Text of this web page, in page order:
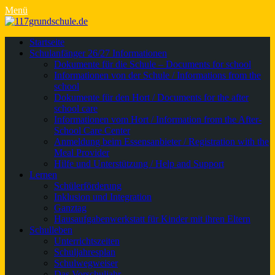
Menü
Primäres
Menü
Zum
Inhalt
Startseite
Schulanfänger 26/27 Informationen
Dokumente für die Schule – Documents for school
Informationen von der Schule / Informations from the
school
Dokumente für den Hort / Documents for the after
school care
Informationen vom Hort / Information from the After-
School Care Center
Anmeldung beim Essensanbieter / Registration with the
Meal Provider
Hilfe und Unterstützung / Help and Support
Lernen
Schülerförderung
Inklusion und Integration
Ganztag
Hausaufgabenwerkstatt für Kinder mit ihren Eltern
Schulleben
Unterrichtszeiten
Schuljahresplan
Schulwegweiser